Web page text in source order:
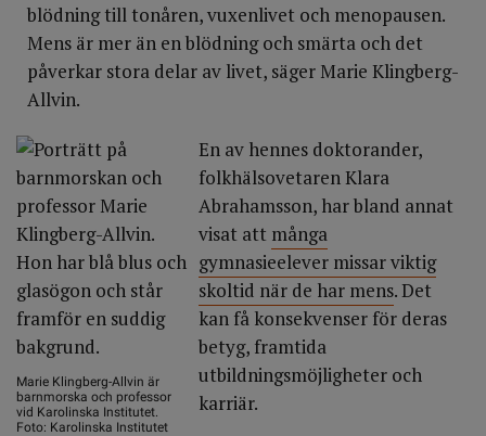
blödning till tonåren, vuxenlivet och menopausen.
Mens är mer än en blödning och smärta och det
påverkar stora delar av livet, säger Marie Klingberg-
Allvin.
Marie Klingberg-Allvin är
barnmorska och professor
vid Karolinska Institutet.
Foto: Karolinska Institutet
En av hennes doktorander,
folkhälsovetaren Klara
Abrahamsson, har bland annat
visat att många
gymnasieelever missar viktig
skoltid när de har mens. Det
kan få konsekvenser för deras
betyg, framtida
utbildningsmöjligheter och
karriär.